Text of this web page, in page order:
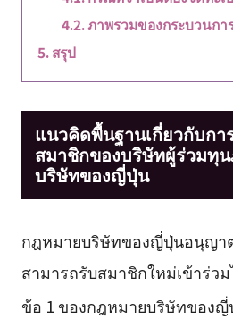
ภาพรวมของกระบวนกา
สรุป
แนวคิดพื้นฐานเกี่ยวกับกา
สมาชิกของบริษัทผู้ร่วมทุ
บริษัทของญี่ปุ่น
กฎหมายบริษัทของญี่ปุ่นอนุญา
สามารถรับสมาชิกใหม่เข้าร่ว
ข้อ 1 ของกฎหมายบริษัทของญี่